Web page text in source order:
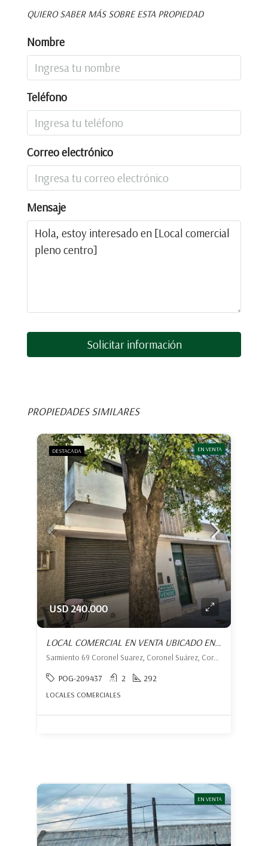
QUIERO SABER MÁS SOBRE ESTA PROPIEDAD
Nombre
Teléfono
Correo electrónico
Mensaje
Solicitar información
PROPIEDADES SIMILARES
DESTACADA EN VENTA
USD 240.000
LOCAL COMERCIAL EN VENTA UBICADO EN CORONEL SUÁREZ
Sarmiento 69 Coronel Suarez, Coronel Suárez, Coronel Suárez
POG-209437 2 292
LOCALES COMERCIALES
EN VENTA